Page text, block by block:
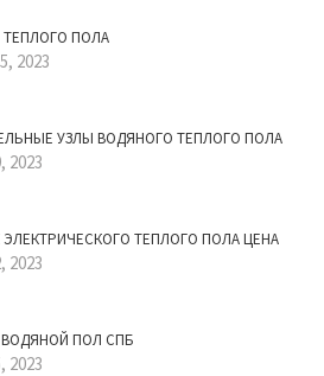
ПОЛА
2023
УЗЛЫ ВОДЯНОГО ТЕПЛОГО ПОЛА
2023
ТЕПЛОГО ПОЛА ЦЕНА
2023
ПОЛ СПБ
2023